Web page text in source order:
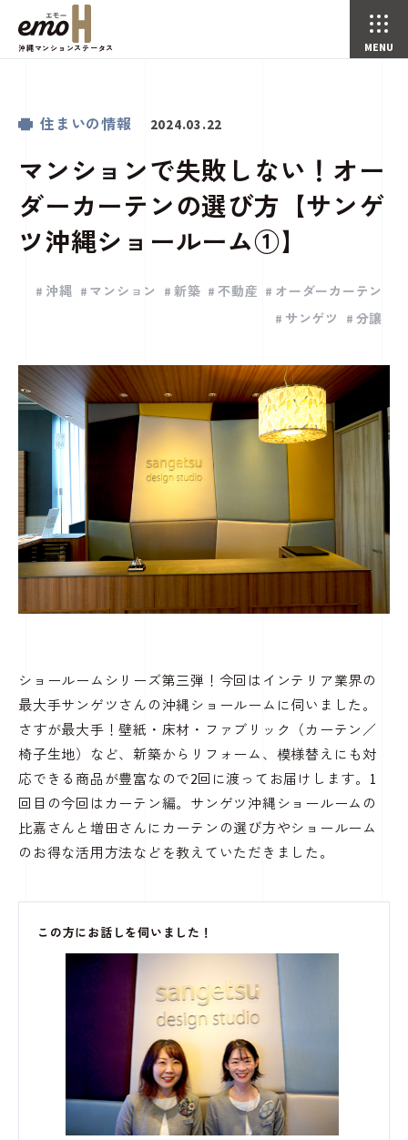
沖縄マンションステータス
トップページ
ことことじかん(コラム)
住まいの情報
マンションで失敗しない！オーダーカーテンの選び方【サンゲツ沖縄ショールーム①】
住まいの情報 2024.03.22
マンションで失敗しない！オー
ダーカーテンの選び方【サンゲ
ツ沖縄ショールーム①】
沖縄 マンション 新築 不動産
オーダーカーテン
サンゲツ
分譲
ショールームシリーズ第三弾！今回はインテリア業界の
最大手サンゲツさんの沖縄ショールームに伺いました。
さすが最大手！壁紙・床材・ファブリック（カーテン／
椅子生地）など、新築からリフォーム、模様替えにも対
応できる商品が豊富なので2回に渡ってお届けします。1
回目の今回はカーテン編。サンゲツ沖縄ショールームの
比嘉さんと増田さんにカーテンの選び方やショールーム
のお得な活用方法などを教えていただきました。
この方にお話しを伺いました！